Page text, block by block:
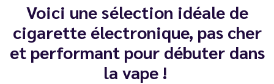
Voici une sélection idéale de
cigarette électronique, pas cher
et performant pour débuter dans
la vape !